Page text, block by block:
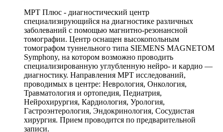
МРТ Плюс - диагностический центр
специализирующийся на диагностике различных
заболеваний с помощью магнитно-резонансной
томографии. Центр оснащен высокопольным
томографом туннельного типа SIEMENS MAGNETOM
Symphony, на котором возможно проводить
специализированную углубленную нейро- и кардио —
диагностику. Направления МРТ исследований,
проводимых в центре: Неврология, Онкология,
Травматология и ортопедия, Педиатрия,
Нейрохирургия, Кардиология, Урология,
Гастроэнтерология, Эндокринология, Сосудистая
хирургия. Прием проводится по предварительной
записи.